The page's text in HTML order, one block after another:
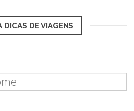
DICAS DE VIAGENS